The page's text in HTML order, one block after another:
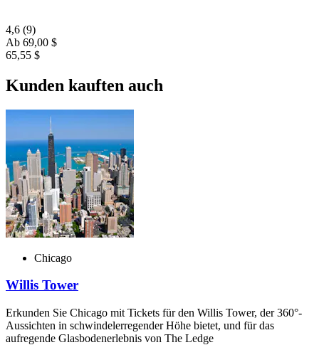
4,6 (9)
Ab 69,00 $
65,55 $
Kunden kauften auch
Chicago
Willis Tower
Erkunden Sie Chicago mit Tickets für den Willis Tower, der 360°-
Aussichten in schwindelerregender Höhe bietet, und für das
aufregende Glasbodenerlebnis von The Ledge